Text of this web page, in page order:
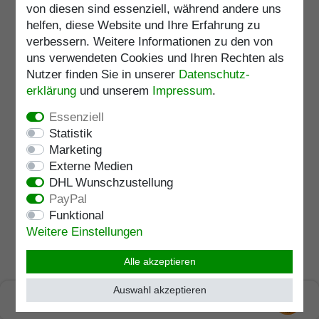
In den Warenkorb
Versandkosten
Artikelnummer9085-3
Merkliste
Leichtmetall, verstellbar 77-
101cm, inkl. Gummipuffer
69,95 € *
Merkliste
Belastbarkeit:120kg
Verstellbar:77 - 101cm
von diesen sind essenziell, während andere uns
helfen, diese Website und Ihre Erfahrung zu
verbessern. Weitere Informationen zu den von
uns verwendeten Cookies und Ihren Rechten als
Nutzer finden Sie in unserer Daten­schutz­
erklärung und unserem Impressum.
Essenziell
Statistik
Marketing
Externe Medien
DHL Wunschzustellung
PayPal
Funktional
Weitere Einstellungen
Alle akzeptieren
Auswahl akzeptieren
SEHR GUT